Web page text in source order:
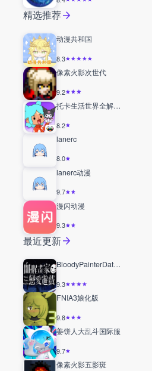
精选推荐
动漫共和国
8.3
像素火影次世代
9.2
托卡生活世界全解锁版
8.2
lanerc
8.0
lanerc动漫
9.7
漫闪动漫
9.3
最近更新
BloodyPainterDatingSim
9.3
FNIA3娘化版
9.8
姜饼人大乱斗国际服
9.7
像素火影五影斑